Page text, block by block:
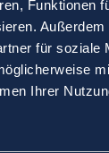
Funktionen
Außerdem
für soziale
Ihrer